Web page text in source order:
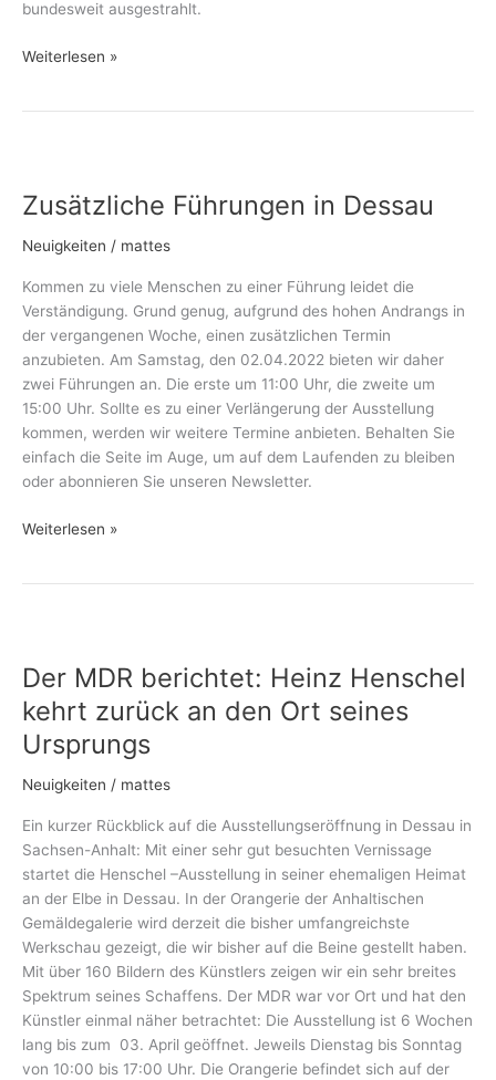
bundesweit ausgestrahlt.
Weiterlesen »
Zusätzliche Führungen in Dessau
Neuigkeiten / mattes
Kommen zu viele Menschen zu einer Führung leidet die
Verständigung. Grund genug, aufgrund des hohen Andrangs in
der vergangenen Woche, einen zusätzlichen Termin
anzubieten. Am Samstag, den 02.04.2022 bieten wir daher
zwei Führungen an. Die erste um 11:00 Uhr, die zweite um
15:00 Uhr. Sollte es zu einer Verlängerung der Ausstellung
kommen, werden wir weitere Termine anbieten. Behalten Sie
einfach die Seite im Auge, um auf dem Laufenden zu bleiben
oder abonnieren Sie unseren Newsletter.
in
Weiterlesen »
Der MDR berichtet: Heinz Henschel
kehrt zurück an den Ort seines
Ursprungs
Neuigkeiten / mattes
Ein kurzer Rückblick auf die Ausstellungseröffnung in Dessau in
Sachsen-Anhalt: Mit einer sehr gut besuchten Vernissage
startet die Henschel –Ausstellung in seiner ehemaligen Heimat
an der Elbe in Dessau. In der Orangerie der Anhaltischen
Gemäldegalerie wird derzeit die bisher umfangreichste
Werkschau gezeigt, die wir bisher auf die Beine gestellt haben.
Mit über 160 Bildern des Künstlers zeigen wir ein sehr breites
Spektrum seines Schaffens. Der MDR war vor Ort und hat den
Künstler einmal näher betrachtet: Die Ausstellung ist 6 Wochen
lang bis zum 03. April geöffnet. Jeweils Dienstag bis Sonntag
von 10:00 bis 17:00 Uhr. Die Orangerie befindet sich auf der
berichtet:
Heinz
Henschel
kehrt
an
den
Ort
seines
Ursprungs